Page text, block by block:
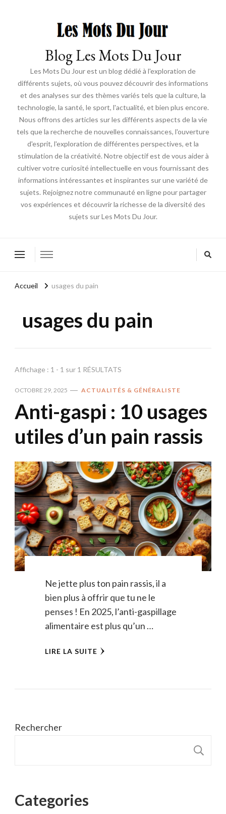
Blog Les Mots Du Jour
Les Mots Du Jour est un blog dédié à l'exploration de
différents sujets, où vous pouvez découvrir des informations
et des analyses sur des thèmes variés tels que la culture, la
technologie, la santé, le sport, l'actualité, et bien plus encore.
Nous offrons des articles sur les différents aspects de la vie
tels que la recherche de nouvelles connaissances, l'ouverture
d'esprit, l'exploration de différentes perspectives, et la
stimulation de la créativité. Notre objectif est de vous aider à
cultiver votre curiosité intellectuelle en vous fournissant des
informations intéressantes et inspirantes sur une variété de
sujets. Rejoignez notre communauté en ligne pour partager
vos expériences et découvrir la richesse de la diversité des
sujets sur Les Mots Du Jour.
Accueil usages du pain
usages du pain
Affichage : 1 - 1 sur 1 RÉSULTATS
OCTOBRE 29, 2025 ACTUALITÉS & GÉNÉRALISTE
Anti-gaspi : 10 usages
utiles d’un pain rassis
Ne jette plus ton pain rassis, il a
bien plus à offrir que tu ne le
penses ! En 2025, l’anti-gaspillage
alimentaire est plus qu’un …
LIRE LA SUITE
Rechercher
Categories